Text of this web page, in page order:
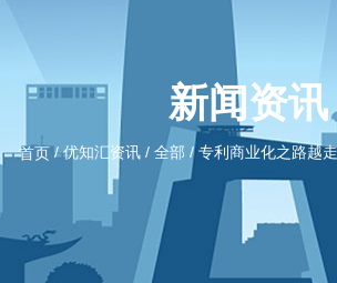
新闻资讯
首页 /优知汇资讯 / 全部 /专利商业化之路越